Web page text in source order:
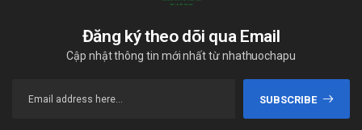
Đăng ký theo dõi qua Email
Cập nhật thông tin mới nhất từ nhathuochapu
SUBSCRIBE